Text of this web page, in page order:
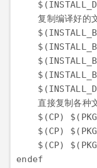
复制编译好的
直接复制各种
$(CP)
$(CP)
$(CP)
endef